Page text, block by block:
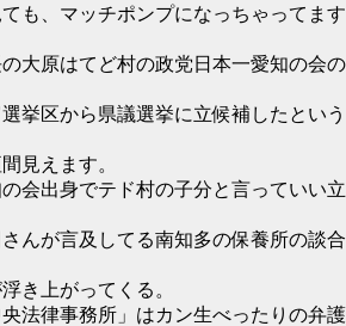
も、マッチポンプになっちゃってます
大原はてど村の政党日本一愛知の会の
挙区から県議選挙に立候補したという
見えます。
会出身でテド村の子分と言っていい立
んが言及してる南知多の保養所の談合
き上がってくる。
法律事務所」はカン生べったりの弁護